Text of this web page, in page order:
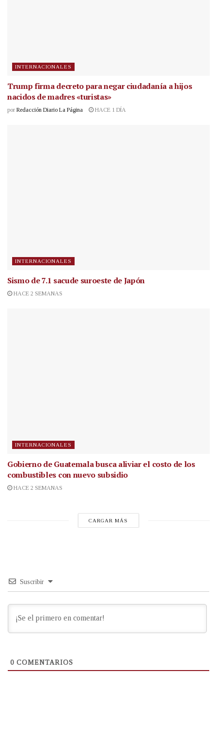
INTERNACIONALES
Trump firma decreto para negar ciudadanía a hijos
nacidos de madres «turistas»
por Redacción Diario La Página HACE 1 DÍA
INTERNACIONALES
Sismo de 7.1 sacude suroeste de Japón
HACE 2 SEMANAS
INTERNACIONALES
Gobierno de Guatemala busca aliviar el costo de los
combustibles con nuevo subsidio
HACE 2 SEMANAS
CARGAR MÁS
Suscribir
0 COMENTARIOS